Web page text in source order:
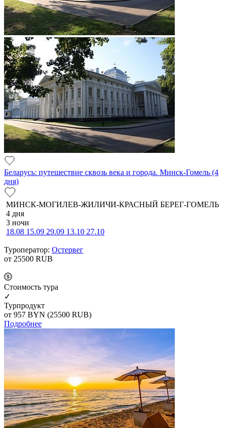
Беларусь: путешествие сквозь века и города. Минск-Гомель (4
дня)
МИНСК-МОГИЛЕВ-ЖИЛИЧИ-КРАСНЫЙ БЕРЕГ-ГОМЕЛЬ
4 дня
3 ночи
18.08 15.09 29.09 13.10 27.10
Туроператор: Остервег
от 25500 RUB
Cтоимость тура
✓
Турпродукт
от 957 BYN (25500 RUB)
Подробнее